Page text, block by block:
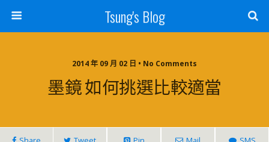
Tsung's Blog
2014 年 09 月 02 日 • No Comments
墨鏡 如何挑選比較適當